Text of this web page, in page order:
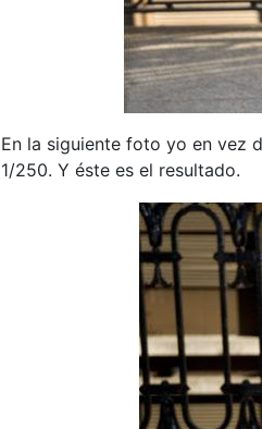
En la siguiente foto yo en vez
1/250. Y éste es el resultado.